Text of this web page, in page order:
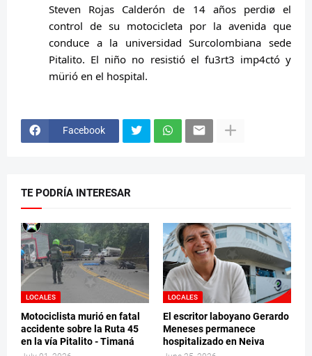
Steven Rojas Calderón de 14 años perdiø el
control de su motocicleta por la avenida que
conduce a la universidad Surcolombiana sede
Pitalito. El niño no resistió el fu3rt3 imp4ctó y
mürió en el hospital.
Facebook
TE PODRÍA INTERESAR
LOCALES
Motociclista murió en fatal
accidente sobre la Ruta 45
en la vía Pitalito - Timaná
LOCALES
El escritor laboyano Gerardo
Meneses permanece
hospitalizado en Neiva